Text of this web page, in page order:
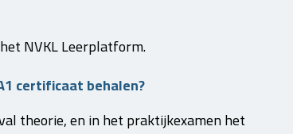
NVKL Leerplatform.
certificaat behalen?
theorie, en in het praktijkexamen het